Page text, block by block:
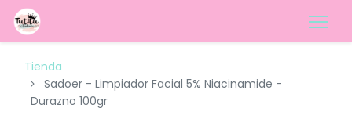
Tienda
Sadoer - Limpiador Facial 5% Niacinamide -
Durazno 100gr